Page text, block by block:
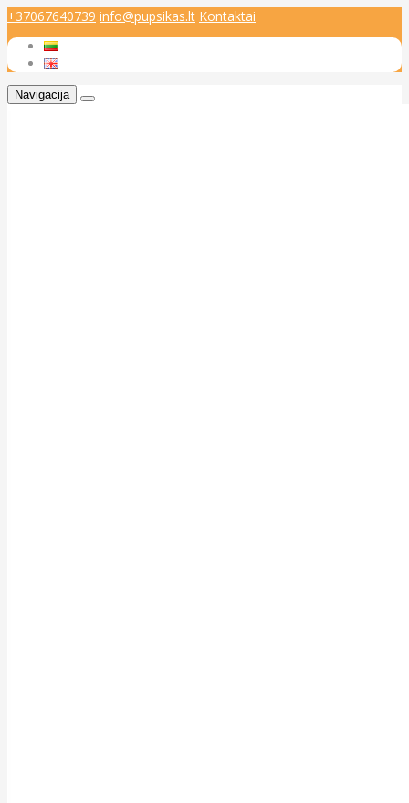
+37067640739 info@pupsikas.lt Kontaktai
Navigacija